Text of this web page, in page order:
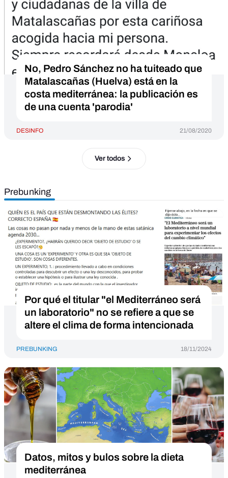
No, Pedro Sánchez no ha tuiteado que
Matalascañas (Huelva) está en la
costa mediterránea: la publicación es
de una cuenta 'parodia'
DESINFO 21/08/2020
Ver todos
Prebunking
Por qué el titular "el Mediterráneo será
un laboratorio" no se refiere a que se
altere el clima de forma intencionada
PREBUNKING 18/11/2024
Datos, mitos y bulos sobre la dieta
mediterránea